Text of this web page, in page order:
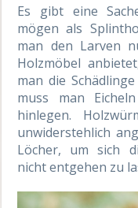
Es gibt eine
mögen als
man den Larven
Holzmöbel
man die
muss man
hinlegen.
unwiderstehlich
Löcher, um sich
nicht entgehen zu